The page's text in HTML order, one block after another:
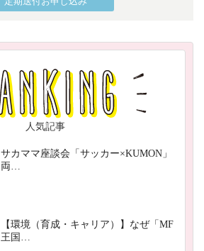
人気記事
サカママ座談会「サッカー×KUMON」
両…
【環境（育成・キャリア）】なぜ「MF
王国…